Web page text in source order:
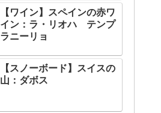
【ワイン】スペインの赤ワ
イン：ラ・リオハ テンプ
ラニーリョ
【スノーボード】スイスの
山：ダボス